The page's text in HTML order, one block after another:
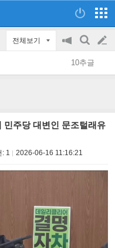
전체보기
공
지
on/off
검
색
글
쓰
10추글
민주당 대변인 문조털래유
: 1 2026-06-16 11:16:21